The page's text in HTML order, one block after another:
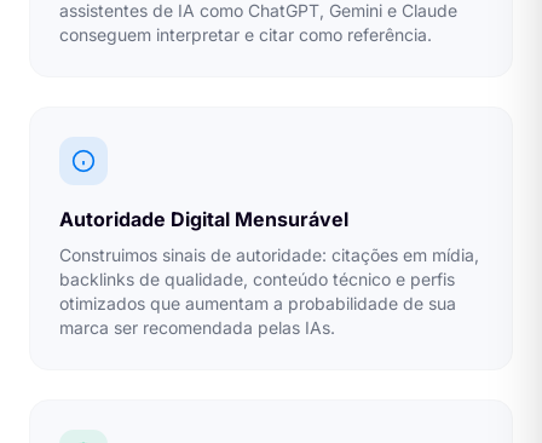
assistentes de IA como ChatGPT, Gemini e Claude
conseguem interpretar e citar como referência.
Autoridade Digital Mensurável
Construimos sinais de autoridade: citações em mídia,
backlinks de qualidade, conteúdo técnico e perfis
otimizados que aumentam a probabilidade de sua
marca ser recomendada pelas IAs.